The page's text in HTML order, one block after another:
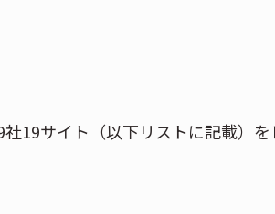
19サイト（以下リストに記載）を